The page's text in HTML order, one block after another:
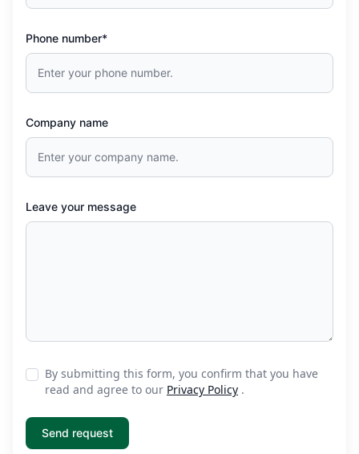
Phone number*
Company name
Leave your message
By submitting this form, you confirm that you have
read and agree to our Privacy Policy .